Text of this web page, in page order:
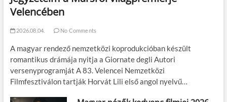
Velencében
2026.08.04. No Comments
A magyar rendező nemzetközi koprodukcióban készült
romantikus drámája nyitja a Giornate degli Autori
versenyprogramját A 83. Velencei Nemzetközi
Filmfesztiválon tartják Horvát Lili első angol nyelvű…